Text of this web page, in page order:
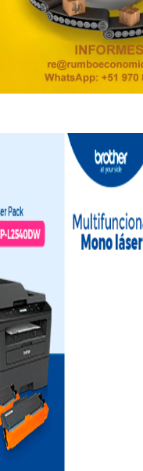
gratuita abre
de empleos formales
23 junio, 2026